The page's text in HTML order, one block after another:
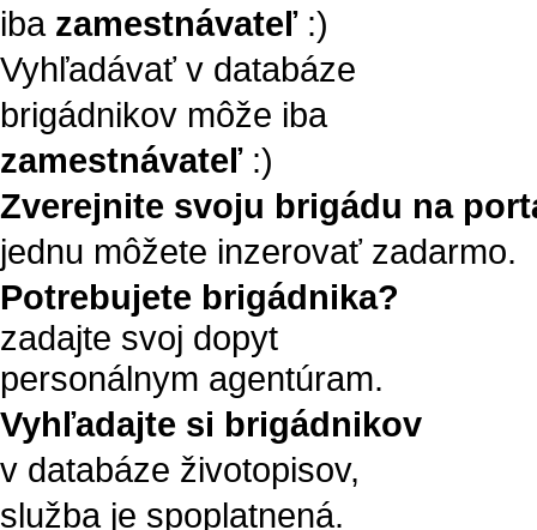
iba zamestnávateľ:)
Vyhľadávať v databáze
brigádnikov môže iba
zamestnávateľ:)
Zverejnite svoju brigádu na
jednu môžete inzerovať zadarmo.
Potrebujete brigádnika?
zadajte svoj dopyt
personálnym agentúram.
Vyhľadajte si brigádnikov
v databáze životopisov,
služba je spoplatnená.